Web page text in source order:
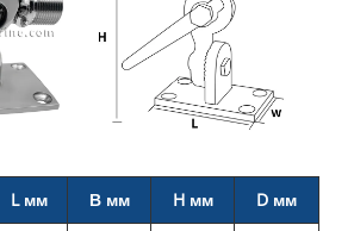
L мм В мм H мм
D мм